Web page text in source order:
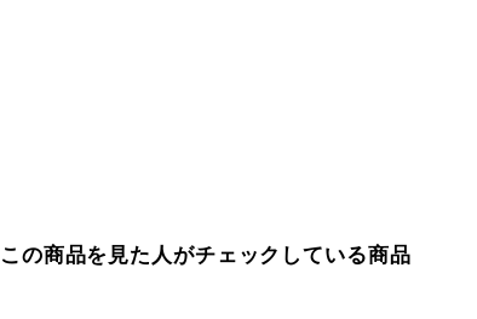
この商品を見た人がチェックしている商品